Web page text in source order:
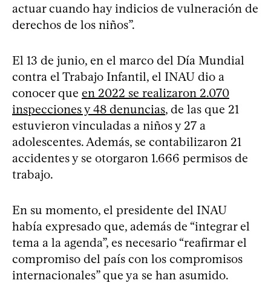
actuar cuando hay indicios de vulneración de
derechos de los niños”.
El 13 de junio, en el marco del Día Mundial
contra el Trabajo Infantil, el INAU dio a
conocer que en 2022 se realizaron 2.070
inspecciones y 48 denuncias, de las que 21
estuvieron vinculadas a niños y 27 a
adolescentes. Además, se contabilizaron 21
accidentes y se otorgaron 1.666 permisos de
trabajo.
En su momento, el presidente del INAU
había expresado que, además de “integrar el
tema a la agenda”, es necesario “reafirmar el
compromiso del país con los compromisos
internacionales” que ya se han asumido.